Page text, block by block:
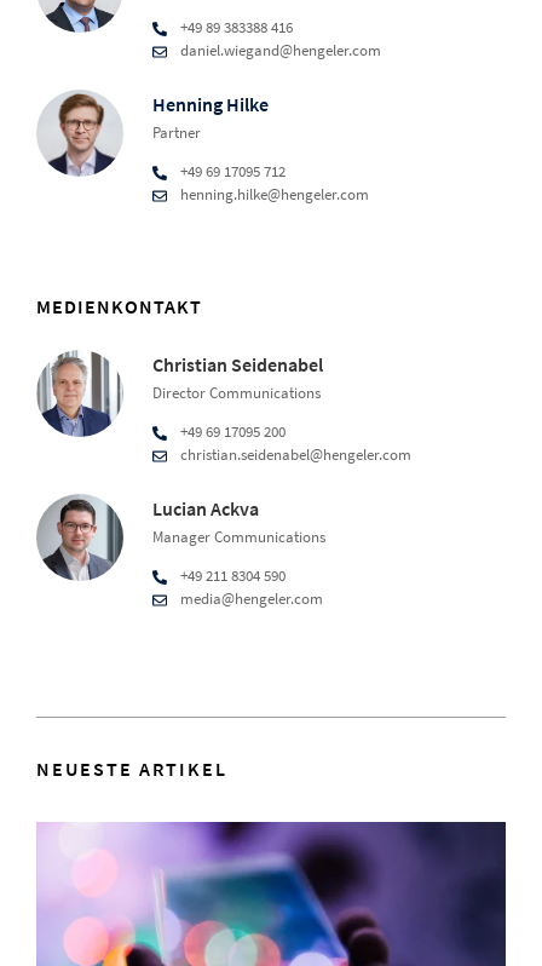
+49 89 383388 416
daniel.wiegand@hengeler.com
Henning Hilke
Partner
+49 69 17095 712
henning.hilke@hengeler.com
MEDIENKONTAKT
Christian Seidenabel
Director Communications
+49 69 17095 200
christian.seidenabel@hengeler.com
Lucian Ackva
Manager Communications
+49 211 8304 590
media@hengeler.com
NEUESTE ARTIKEL